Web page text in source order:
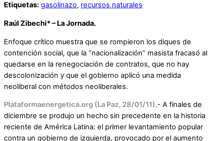
Etiquetas: gasolinazo, recursos naturales
Raúl Zibechi* – La Jornada.
Enfoque crítico muestra que se rompieron los diques de
contención social, que la “nacionalización” masista fracasó al
quedarse en la renegociación de contratos, que no hay
descolonización y que el gobierno aplicó una medida
neoliberal con métodos neoliberales.
Plataformaenergetica.org (La Paz, 28/01/11).- A finales de
diciembre se produjo un hecho sin precedente en la historia
reciente de América Latina: el primer levantamiento popular
contra un gobierno de izquierda, provocado por el aumento